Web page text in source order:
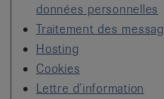
données personnelles
Traitement des
Hosting
Cookies
Lettre d’information